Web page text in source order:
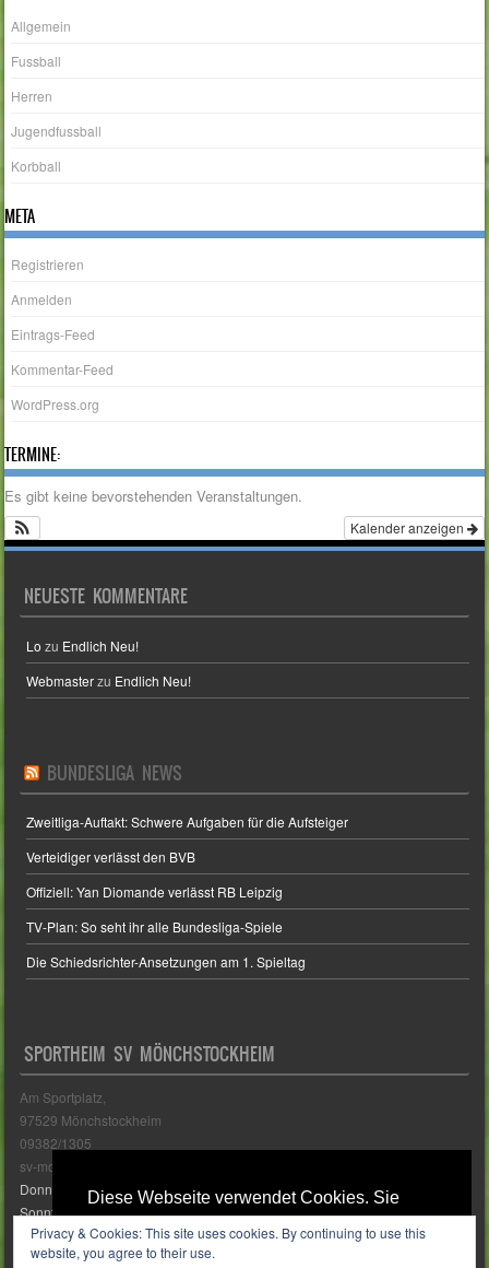
Diese Webseite verwendet Cookies. Sie
Cookies einverstanden wenn Sie diese
Allgemein
Fussball
Herren
Jugendfussball
Korbball
META
Registrieren
Anmelden
Eintrags-Feed
Kommentar-Feed
WordPress.org
TERMINE:
Es gibt keine bevorstehenden Veranstaltungen.
Kalender anzeigen
NEUESTE KOMMENTARE
Lo zu Endlich Neu!
Webmasterzu Endlich Neu!
BUNDESLIGA NEWS
Zweitliga-Auftakt: Schwere Aufgaben für die Aufsteiger
Verteidiger verlässt den BVB
Offiziell: Yan Diomande verlässt RB Leipzig
TV-Plan: So seht ihr alle Bundesliga-Spiele
Die Schiedsrichter-Ansetzungen am 1. Spieltag
SPORTHEIM SV MÖNCHSTOCKHEIM
Am Sportplatz,
97529 Mönchstockheim
09382/1305
sv-moenchstockheim@web.de
Donnerstags: 19:00 - 24:00 Uhr
Sonntags: 18:00 - 21:00 Uhr
... bei Auswärtsspielen 2 Stunden nach Spielbeginn
... bei Heimspielen 1 Stunde vor Spielbeginn
Privacy & Cookies: This site uses cookies. By continuing to use this
website, you agree to their use.